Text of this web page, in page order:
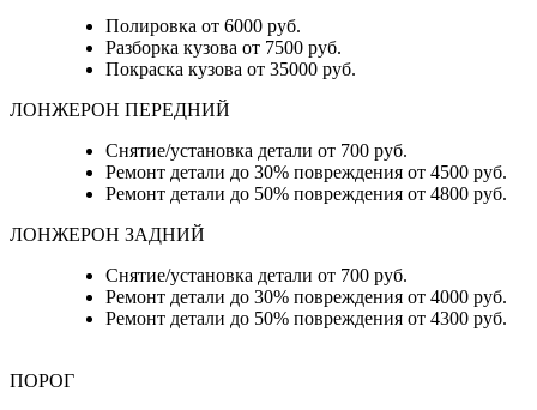
Полировка от 6000 руб.
Разборка кузова от 7500 руб.
Покраска кузова от 35000 руб.
ЛОНЖЕРОН ПЕРЕДНИЙ
Снятие/установка детали от 700 руб.
Ремонт детали до 30% повреждения от 4500 руб.
Ремонт детали до 50% повреждения от 4800 руб.
ЛОНЖЕРОН ЗАДНИЙ
Снятие/установка детали от 700 руб.
Ремонт детали до 30% повреждения от 4000 руб.
Ремонт детали до 50% повреждения от 4300 руб.
ПОРОГ